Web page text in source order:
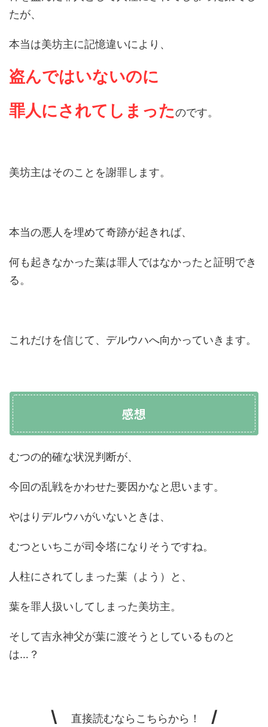
たが、
本当は美坊主に記憶違いにより、
盗んではいないのに
罪人にされてしまったのです。
美坊主はそのことを謝罪します。
本当の悪人を埋めて奇跡が起きれば、
何も起きなかった葉は罪人ではなかったと証明でき
る。
これだけを信じて、デルウハへ向かっていきます。
感想
むつの的確な状況判断が、
今回の乱戦をかわせた要因かなと思います。
やはりデルウハがいないときは、
むつといちこが司令塔になりそうですね。
人柱にされてしまった葉（よう）と、
葉を罪人扱いしてしまった美坊主。
そして吉永神父が葉に渡そうとしているものと
は…？
\ 直接読むならこちらから！ /